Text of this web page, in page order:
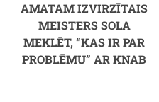
AMATAM IZVIRZĪTAIS
MEISTERS SOLA
MEKLĒT, “KAS IR PAR
PROBLĒMU” AR KNAB